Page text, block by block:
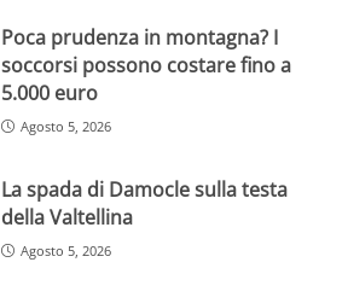
Poca prudenza in montagna? I
soccorsi possono costare fino a
5.000 euro
Agosto 5, 2026
La spada di Damocle sulla testa
della Valtellina
Agosto 5, 2026